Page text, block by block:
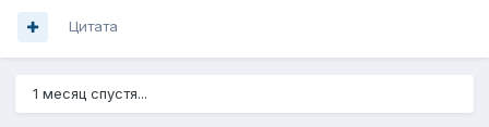
Цитата
1 месяц спустя...